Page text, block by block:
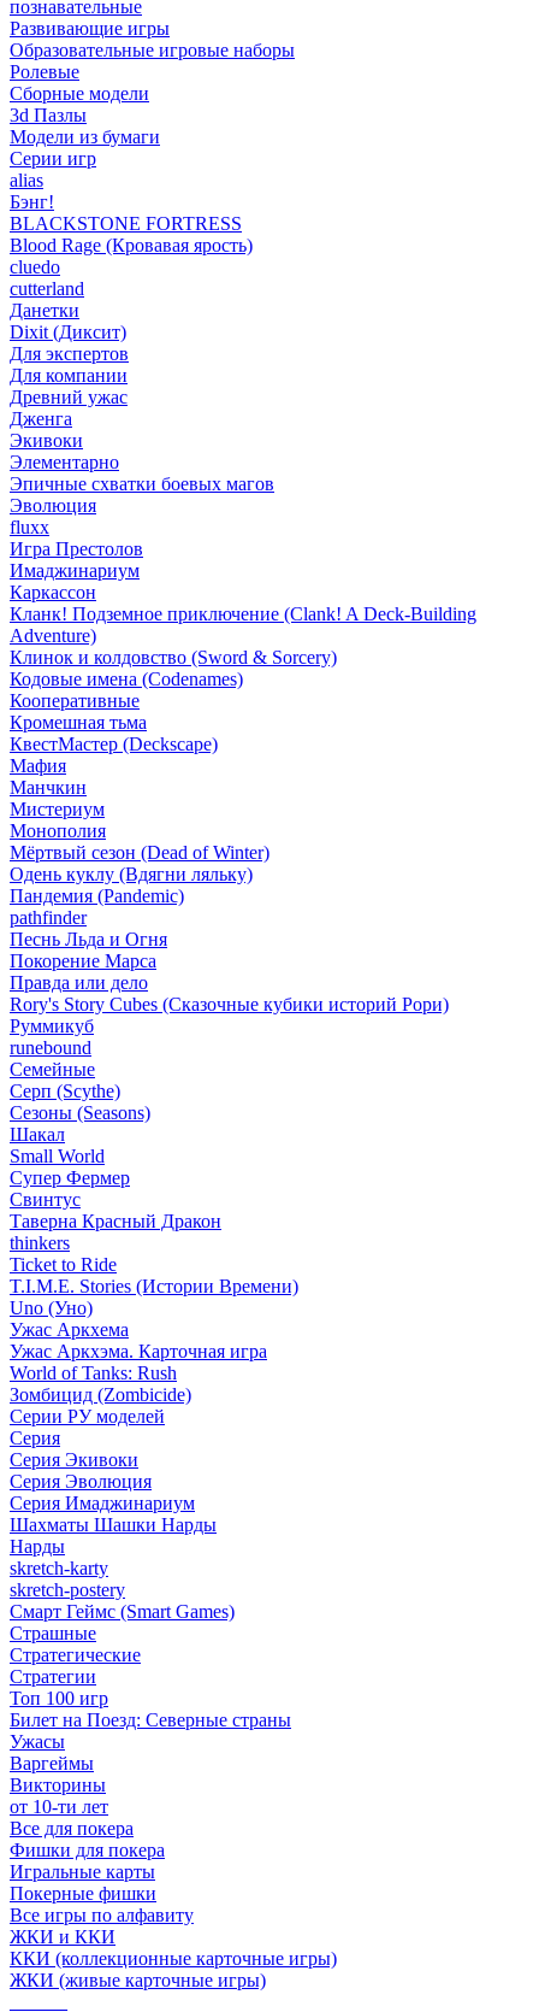
познавательные
Развивающие игры
Образовательные игровые наборы
Ролевые
Сборные модели
3d Пазлы
Модели из бумаги
Серии игр
alias
Бэнг!
BLACKSTONE FORTRESS
Blood Rage (Кровавая ярость)
cluedo
cutterland
Данетки
Dixit (Диксит)
Для экспертов
Для компании
Древний ужас
Дженга
Экивоки
Элементарно
Эпичные схватки боевых магов
Эволюция
fluxx
Игра Престолов
Имаджинариум
Каркассон
Кланк! Подземное приключение (Clank! A Deck-Building
Adventure)
Клинок и колдовство (Sword & Sorcery)
Кодовые имена (Codenames)
Кооперативные
Кромешная тьма
КвестМастер (Deckscape)
Мафия
Манчкин
Мистериум
Монополия
Мёртвый сезон (Dead of Winter)
Одень куклу (Вдягни ляльку)
Пандемия (Pandemic)
pathfinder
Песнь Льда и Огня
Покорение Марса
Правда или дело
Rory's Story Cubes (Сказочные кубики историй Рори)
Руммикуб
runebound
Семейные
Серп (Scythe)
Сезоны (Seasons)
Шакал
Small World
Супер Фермер
Свинтус
Таверна Красный Дракон
thinkers
Ticket to Ride
T.I.M.E. Stories (Истории Времени)
Uno (Уно)
Ужас Аркхема
Ужас Аркхэма. Карточная игра
World of Tanks: Rush
Зомбицид (Zombicide)
Серии РУ моделей
Серия
Серия Экивоки
Серия Эволюция
Серия Имаджинариум
Шахматы Шашки Нарды
Нарды
skretch-karty
skretch-postery
Смарт Геймс (Smart Games)
Страшные
Стратегические
Стратегии
Топ 100 игр
Билет на Поезд: Северные страны
Ужасы
Варгеймы
Викторины
от 10-ти лет
Все для покера
Фишки для покера
Игральные карты
Покерные фишки
Все игры по алфавиту
ЖКИ и ККИ
ККИ (коллекционные карточные игры)
ЖКИ (живые карточные игры)